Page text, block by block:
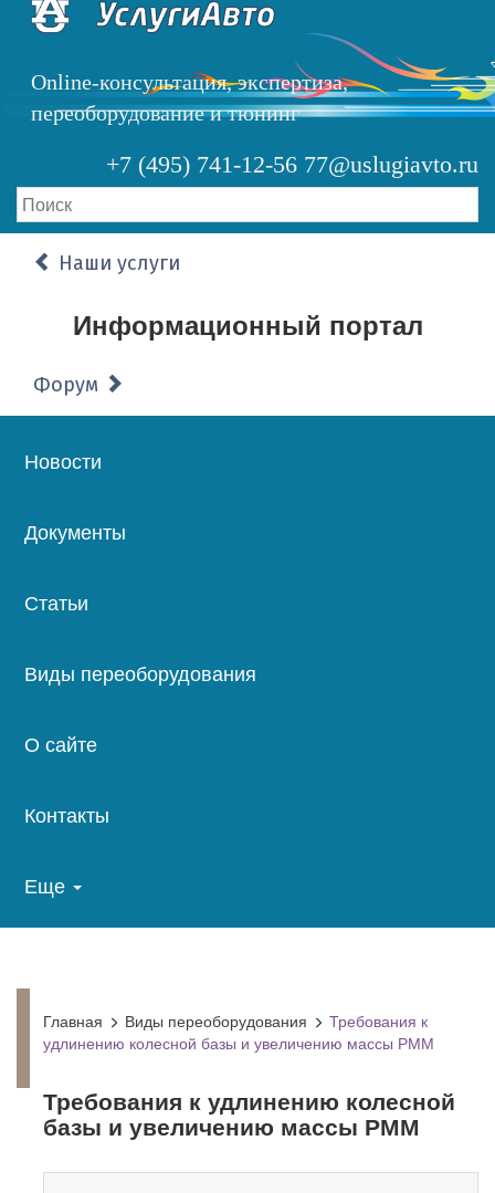
Перейти
содержанию
Online-консультация, экспертиза,
переоборудование и тюнинг
+7 (495) 741-12-56 77@uslugiavto.ru
Наши услуги
Информационный портал
Форум
Основная
Новости
Документы
Статьи
Виды переоборудования
О сайте
Контакты
Еще
Главная Виды переоборудования
Требования к
удлинению колесной базы и увеличению массы РММ
Требования к удлинению колесной
базы и увеличению массы РММ